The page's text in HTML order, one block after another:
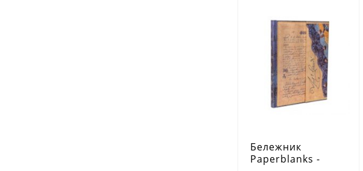
Бележник
Paperblanks -